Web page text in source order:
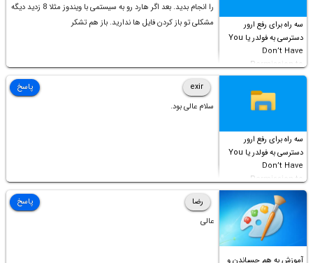
سه راه برای رفع ارور
دسترسی به فولدر یا You
Don’t Have
Permission to
Access this folder
را انجام بدید. بعد اگر هارد رو به سیستمی با ویندوز مثلا 8 زدید دیگه
مشکلی تو باز کردن فایل ها ندارید. باز هم تشکر
سه راه برای رفع ارور
دسترسی به فولدر یا You
Don’t Have
Permission to
Access this folder
exir
سلام عالی بود.
پاسخ
آموزش به هم چسباندن و
رضا
عالی
پاسخ